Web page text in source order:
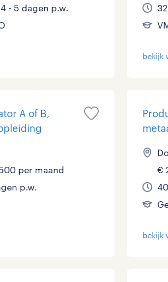
Bouw 1
Horeca /
procurement 0 Techniek
0
HAVO/
MBO
17 - 24 uur
37 - 40+
Tijdelijk
- 5 dagen p.w.
bekijk
A of B,
per maand
p.w.
€
bekijk